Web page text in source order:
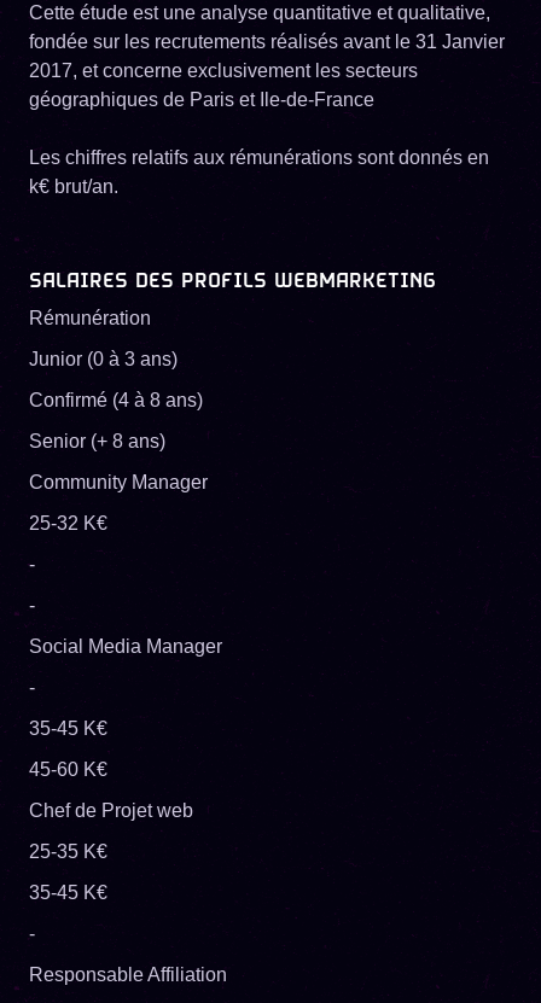
Cette étude est une analyse quantitative et qualitative,
fondée sur les recrutements réalisés avant le 31 Janvier
2017, et concerne exclusivement les secteurs
géographiques de Paris et Ile-de-France
Les chiffres relatifs aux rémunérations sont donnés en
k€ brut/an.
SALAIRES DES PROFILS WEBMARKETING
Rémunération
Junior (0 à 3 ans)
Confirmé (4 à 8 ans)
Senior (+ 8 ans)
Community Manager
25-32 K€
-
-
Social Media Manager
-
35-45 K€
45-60 K€
Chef de Projet web
25-35 K€
35-45 K€
-
Responsable Affiliation